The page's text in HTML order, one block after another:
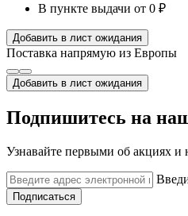
В пункте выдачи от 0 ₽
Добавить в лист ожидания
Поставка напрямую из Европы
Добавить в лист ожидания
Подпишитесь на
Узнавайте первыми об акциях и
Подписаться